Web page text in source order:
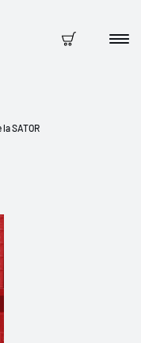
Panier
SATOR